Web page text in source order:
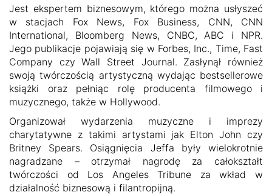
Jest ekspertem biznesowym, którego można usłyszeć
w stacjach Fox News, Fox Business, CNN, CNN
International, Bloomberg News, CNBC, ABC i NPR.
Jego publikacje pojawiają się w Forbes, Inc., Time, Fast
Company czy Wall Street Journal. Zasłynął również
swoją twórczością artystyczną wydając bestsellerowe
książki oraz pełniąc rolę producenta filmowego i
muzycznego, także w Hollywood.
Organizował wydarzenia muzyczne i imprezy
charytatywne z takimi artystami jak Elton John czy
Britney Spears. Osiągnięcia Jeffa były wielokrotnie
nagradzane – otrzymał nagrodę za całokształt
twórczości od Los Angeles Tribune za wkład w
działalność biznesową i filantropijną.